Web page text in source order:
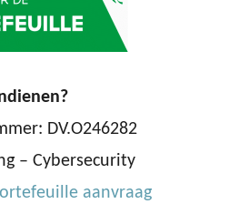
DV.O246282
– Cybersecurity
aanvraag